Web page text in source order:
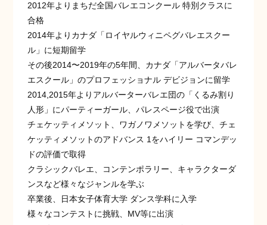
2012年よりまちだ全国バレエコンクール 特別クラスに
合格
2014年よりカナダ「ロイヤルウィニペグバレエスクー
ル」に短期留学
その後2014〜2019年の5年間、カナダ「アルバータバレ
エスクール」のプロフェッショナル デビジョンに留学
2014,2015年よりアルバーターバレエ団の「くるみ割り
人形」にパーティーガール、パレスページ役で出演
チェケッティメソット、ワガノワメソットを学び、チェ
ケッティメソットのアドバンス 1をハイリー コマンデッ
ドの評価で取得
クラシックバレエ、コンテンポラリー、キャラクターダ
ンスなど様々なジャンルを学ぶ
卒業後、日本女子体育大学 ダンス学科に入学
様々なコンテストに挑戦、MV等に出演